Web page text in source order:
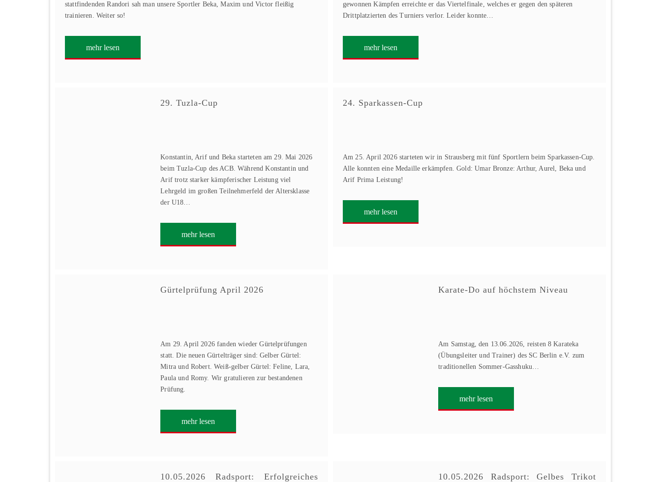
stattfindenden Randori sah man unsere Sportler Beka, Maxim und Victor fleißig
trainieren. Weiter so!
mehr lesen
gewonnen Kämpfen erreichte er das Viertelfinale, welches er gegen den späteren
Drittplatzierten des Turniers verlor. Leider konnte…
mehr lesen
29. Tuzla-Cup
Konstantin, Arif und Beka starteten am 29. Mai 2026
beim Tuzla-Cup des ACB. Während Konstantin und
Arif trotz starker kämpferischer Leistung viel
Lehrgeld im großen Teilnehmerfeld der Altersklasse
der U18…
mehr lesen
24. Sparkassen-Cup
Am 25. April 2026 starteten wir in Strausberg mit fünf Sportlern beim Sparkassen-Cup.
Alle konnten eine Medaille erkämpfen. Gold: Umar Bronze: Arthur, Aurel, Beka und
Arif Prima Leistung!
mehr lesen
Gürtelprüfung April 2026
Am 29. April 2026 fanden wieder Gürtelprüfungen
statt. Die neuen Gürtelträger sind: Gelber Gürtel:
Mitra und Robert. Weiß-gelber Gürtel: Feline, Lara,
Paula und Romy. Wir gratulieren zur bestandenen
Prüfung.
mehr lesen
Karate-Do auf höchstem Niveau
Am Samstag, den 13.06.2026, reisten 8 Karateka
(Übungsleiter und Trainer) des SC Berlin e.V. zum
traditionellen Sommer-Gasshuku…
mehr lesen
10.05.2026 Radsport: Erfolgreiches
10.05.2026 Radsport: Gelbes Trikot